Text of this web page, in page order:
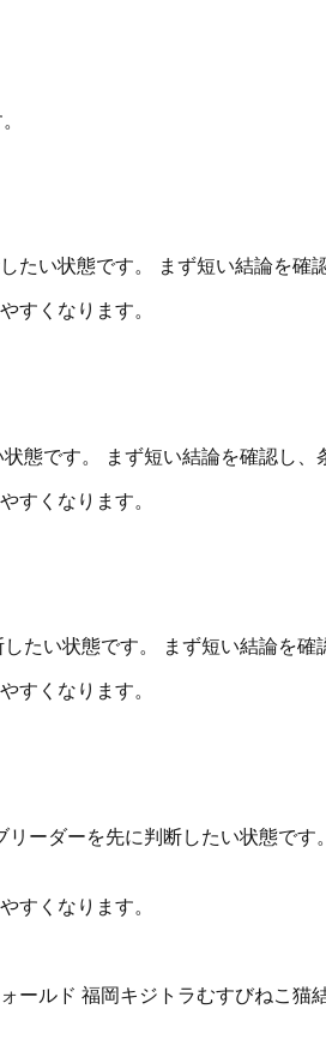
たい状態です。 まず短い結論を
すくなります。
態です。 まず短い結論を確認し
すくなります。
たい状態です。 まず短い結論を
すくなります。
ーダーを先に判断したい状態で
すくなります。
ールド 福岡キジトラむすびねこ 猫